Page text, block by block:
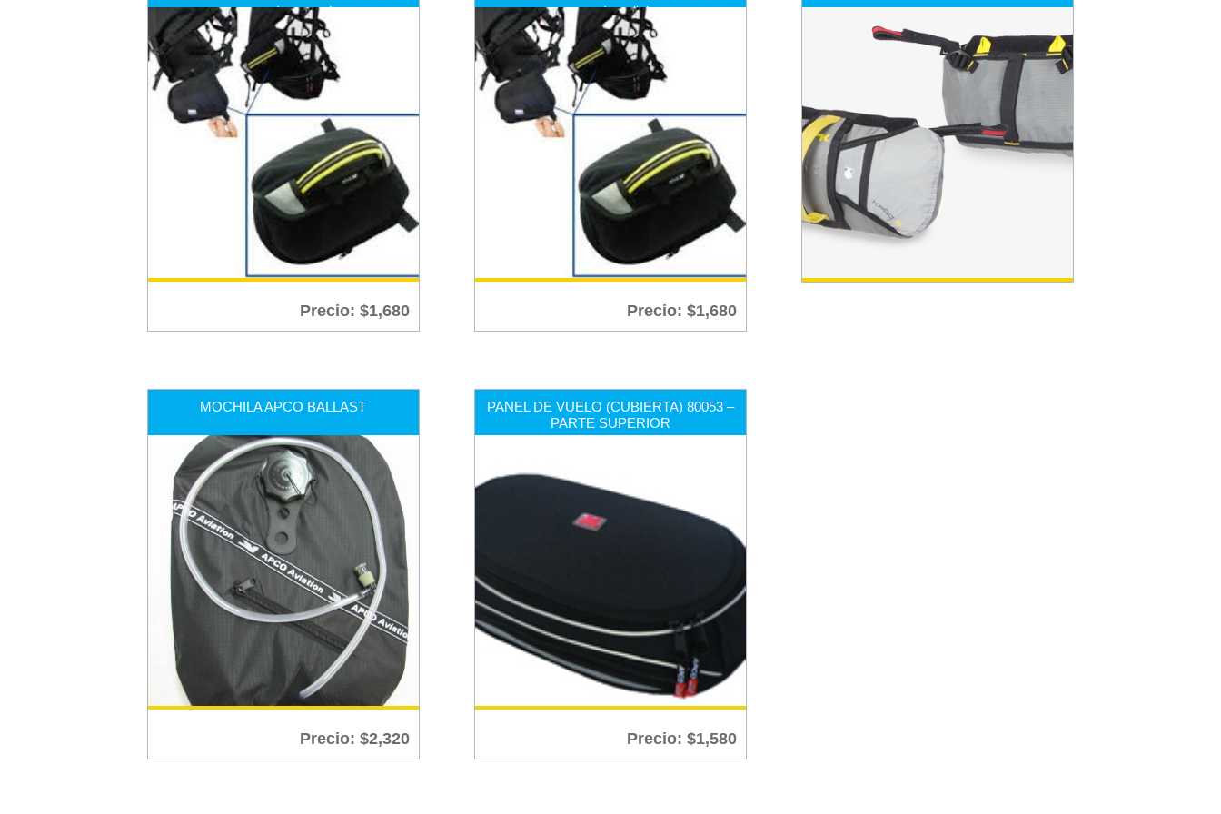
para arnés estandar
Precio: $1,680
para arnés split legs
Precio: $1,680
MOCHILA APCO BALLAST
Precio: $2,320
PANEL DE VUELO (CUBIERTA) 80053 –
PARTE SUPERIOR
Precio: $1,580